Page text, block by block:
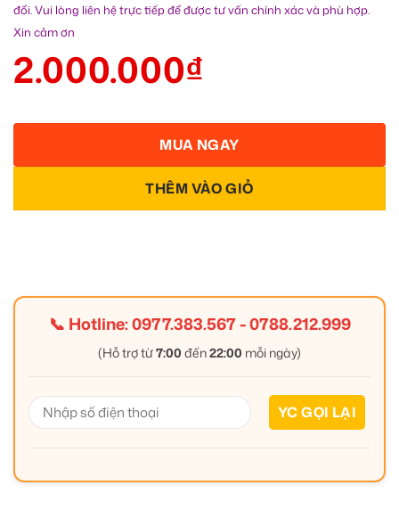
đổi. Vui lòng liên hệ trực tiếp để được tư vấn chính xác và phù hợp.
Xin cảm ơn
2.000.000₫
THÊM VÀO GIỎ
MUA NGAY
📞 Hotline:0977.383.567-0788.212.999
(Hỗ trợ từ7:00 đến22:00 mỗi ngày)